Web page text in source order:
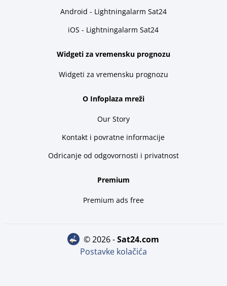
Android - Lightningalarm Sat24
iOS - Lightningalarm Sat24
Widgeti za vremensku prognozu
Widgeti za vremensku prognozu
O Infoplaza mreži
Our Story
Kontakt i povratne informacije
Odricanje od odgovornosti i privatnost
Premium
Premium ads free
© 2026 - sat24.com
Postavke kolačića